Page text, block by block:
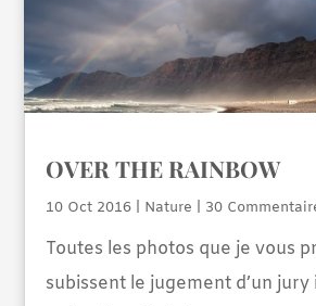
OVER THE RAINBOW
10 Oct 2016 Nature | 30
Toutes les photos que je vous
subissent le jugement d’un